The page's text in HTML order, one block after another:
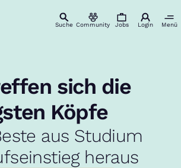
Suche Community Jobs Login Menü
sich die
Köpfe
aus Studium
heraus